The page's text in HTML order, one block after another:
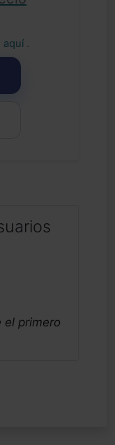
aquí .
el primero